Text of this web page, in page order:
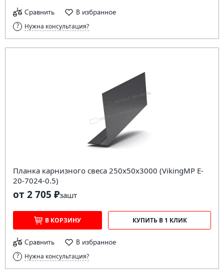
Сравнить В избранное
Нужна консультация?
Планка карнизного свеса 250х50х3000 (VikingMP E-
20-7024-0.5)
от 2 705 ₽зашт
В КОРЗИНУ КУПИТЬ В 1 КЛИК
Сравнить В избранное
Нужна консультация?